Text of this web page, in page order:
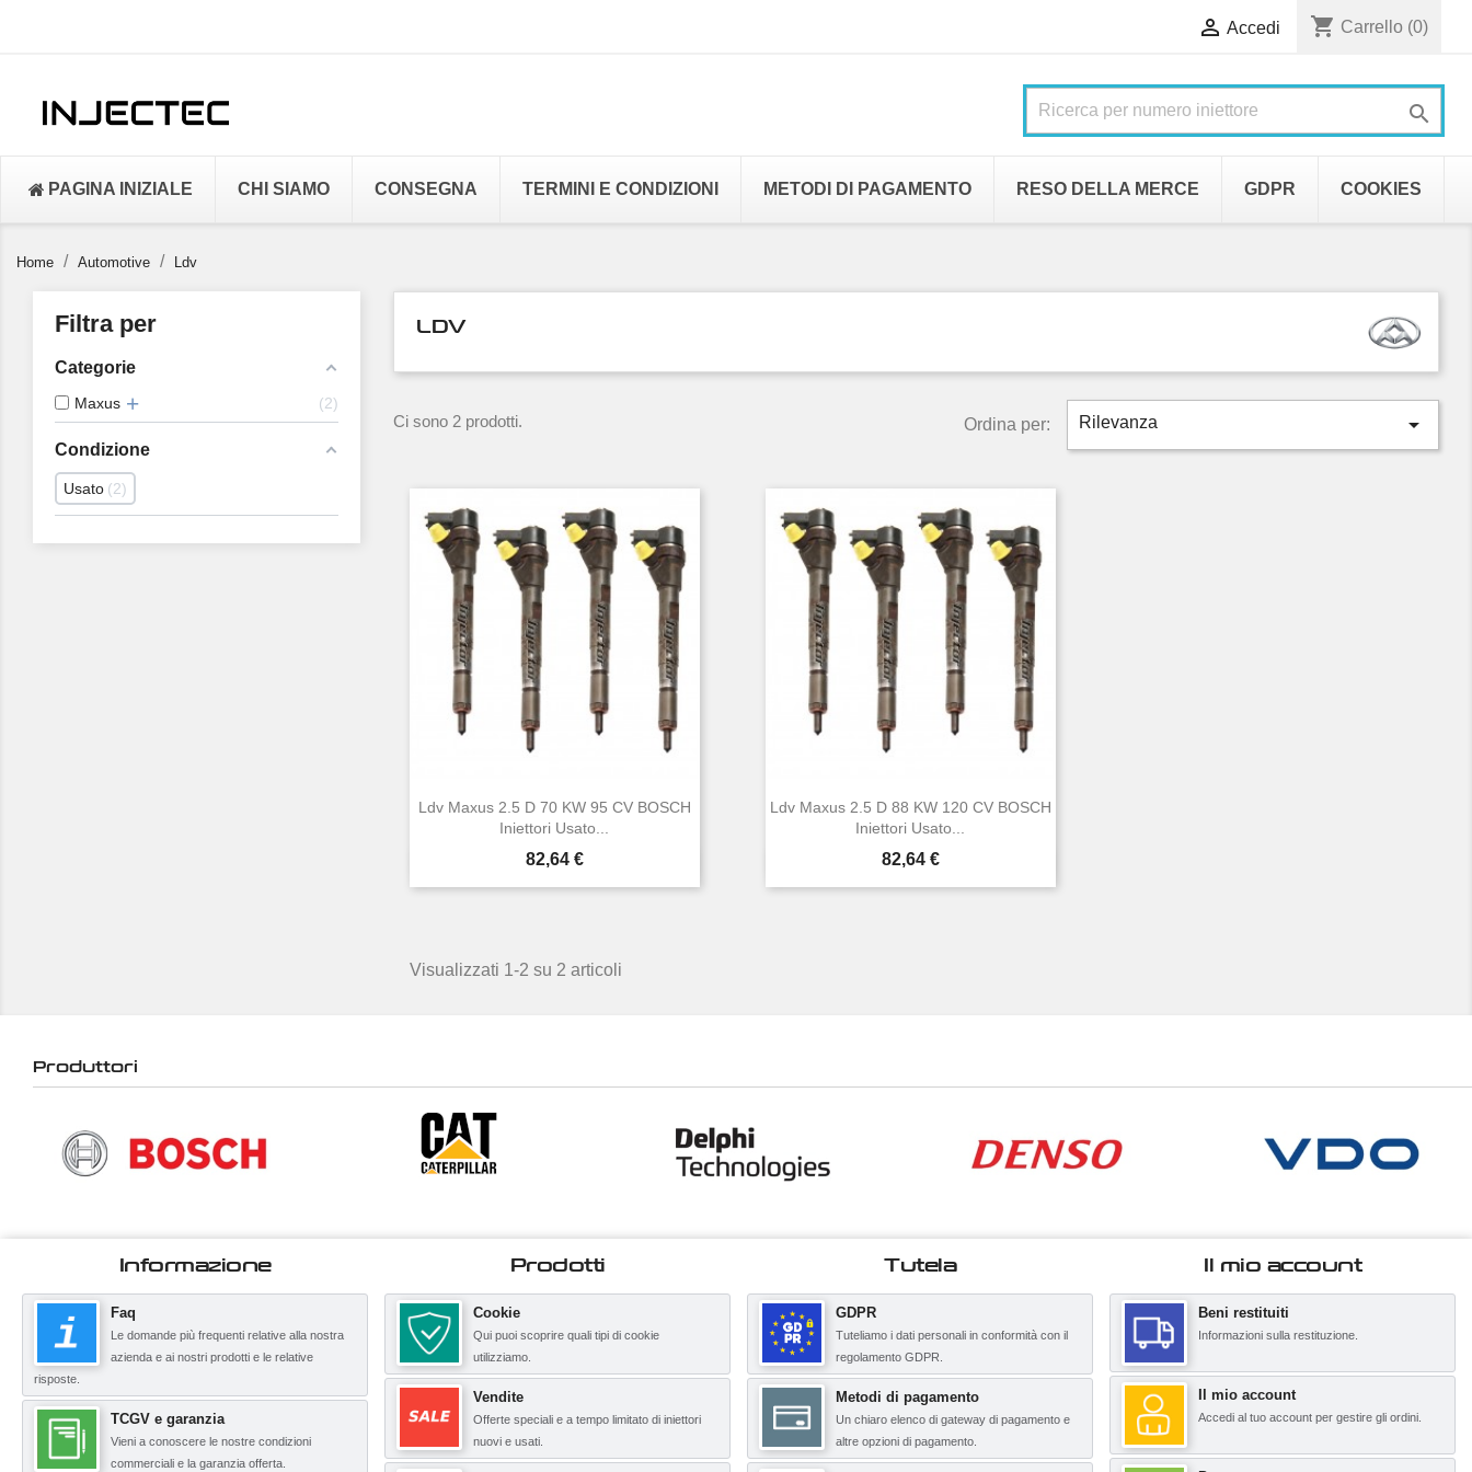
 Accedi shopping_cart Carrello (0)

PAGINA INIZIALE CHI SIAMO CONSEGNA TERMINI E CONDIZIONI METODI DI PAGAMENTO RESO DELLA MERCE GDPR COOKIES
Home Automotive Ldv
Filtra per
Categorie
Maxus 2
Condizione
Usato 2
LDV
Ci sono 2 prodotti. Ordina per: Rilevanza 
Ldv Maxus 2.5 D 70 KW 95 CV BOSCH
Iniettori Usato...
Prezzo
82,64 €
Anteprima
Ldv Maxus 2.5 D 88 KW 120 CV BOSCH
Iniettori Usato...
Prezzo
82,64 €
Anteprima
Visualizzati 1-2 su 2 articoli
Produttori
Informazione
Faq
Le domande più frequenti relative alla nostra
azienda e ai nostri prodotti e le relative
risposte.
TCGV e garanzia
Vieni a conoscere le nostre condizioni
commerciali e la garanzia offerta.
Prodotti
Cookie
Qui puoi scoprire quali tipi di cookie
utilizziamo.
Vendite
Offerte speciali e a tempo limitato di iniettori
nuovi e usati.
Tutela
GDPR
Tuteliamo i dati personali in conformità con il
regolamento GDPR.
Metodi di pagamento
Un chiaro elenco di gateway di pagamento e
altre opzioni di pagamento.
Il mio account
Beni restituiti
Informazioni sulla restituzione.
Il mio account
Accedi al tuo account per gestire gli ordini.